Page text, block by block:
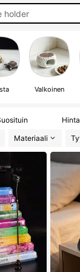
Valkoinen
Hinta
Materiaali